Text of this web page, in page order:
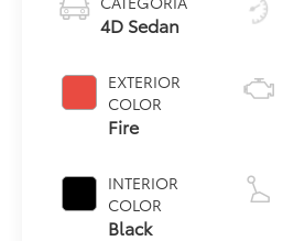
4D Sedan
EXTERIOR
COLOR
Fire
INTERIOR
COLOR
Black